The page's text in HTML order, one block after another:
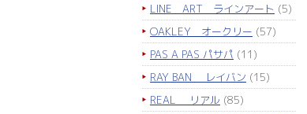
LINE ART ラインアート (5)
OAKLEY オークリー (57)
PAS A PAS パサパ (11)
RAY BAN レイバン (15)
REAL リアル (85)